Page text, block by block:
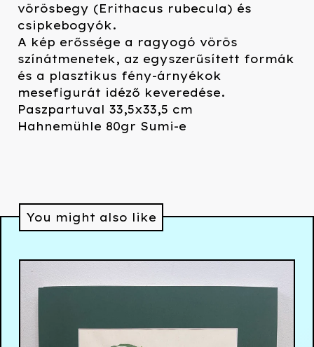
vörösbegy (Erithacus rubecula) és
csipkebogyók.
A kép erőssége a ragyogó vörös
színátmenetek, az egyszerűsített formák
és a plasztikus fény-árnyékok
mesefigurát idéző keveredése.
Paszpartuval 33,5x33,5 cm
Hahnemühle 80gr Sumi-e
You might also like